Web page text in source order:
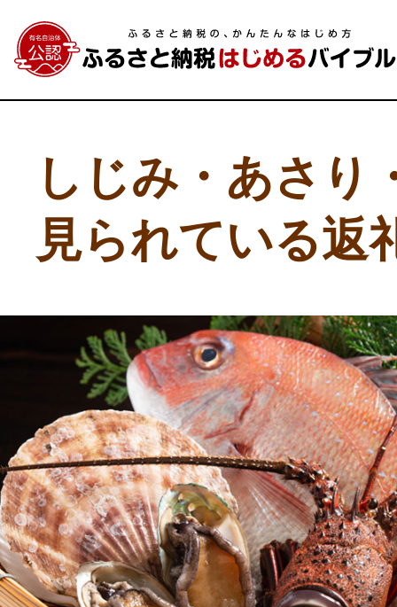
しじみ・あさり
見られている返